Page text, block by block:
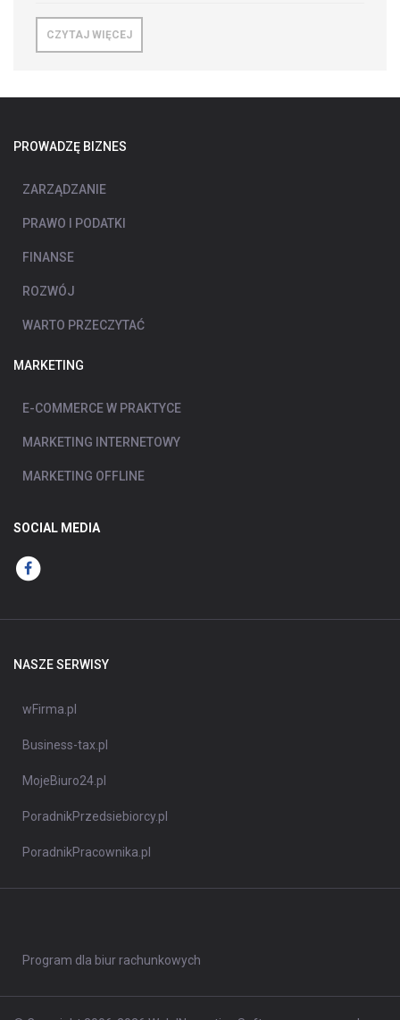
CZYTAJ WIĘCEJ
PROWADZĘ BIZNES
ZARZĄDZANIE
PRAWO I PODATKI
FINANSE
ROZWÓJ
WARTO PRZECZYTAĆ
MARKETING
E-COMMERCE W PRAKTYCE
MARKETING INTERNETOWY
MARKETING OFFLINE
SOCIAL MEDIA
NASZE SERWISY
wFirma.pl
Business-tax.pl
MojeBiuro24.pl
PoradnikPrzedsiebiorcy.pl
PoradnikPracownika.pl
Program dla biur rachunkowych